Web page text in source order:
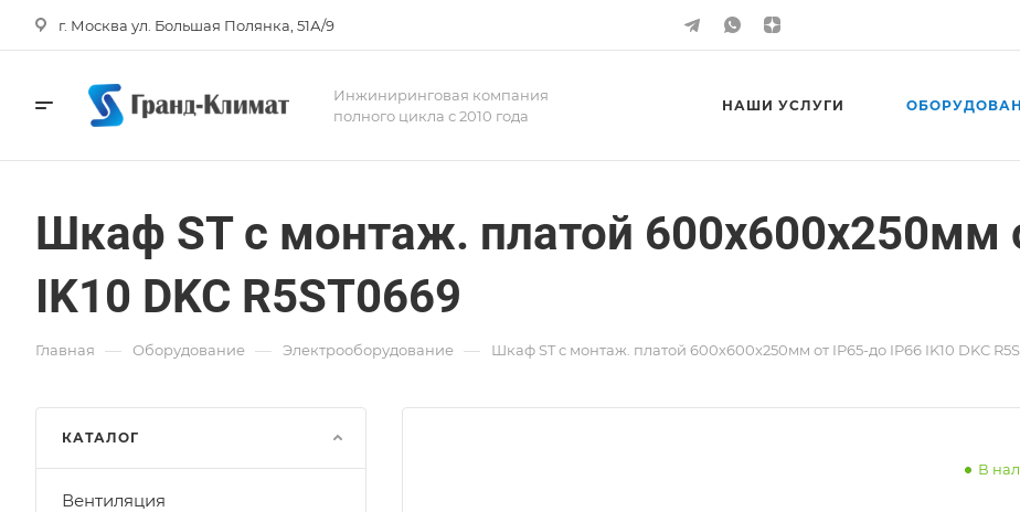
г. Москва ул. Большая Полянка, 51А/9
Инжиниринговая компания
полного цикла с 2010 года
НАШИ УСЛУГИ
Шкаф ST с монтаж. платой 600х600х250мм
IK10 DKC R5ST0669
Главная — Оборудование — Электрооборудование — Шкаф ST с монтаж. платой 600х600х250мм от IP65-до IP66 IK10 DKC
В
КАТАЛОГ
Вентиляция